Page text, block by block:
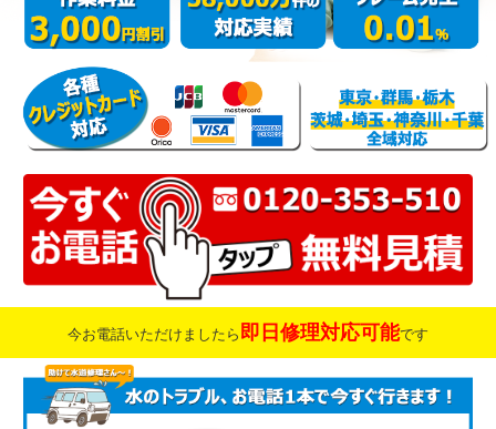
今お電話いただけましたら 即日修理対応可能です